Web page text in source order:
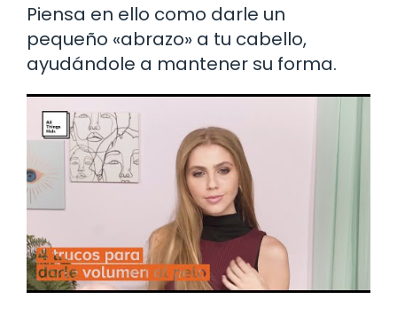
Piensa en ello como darle un
pequeño «abrazo» a tu cabello,
ayudándole a mantener su forma.